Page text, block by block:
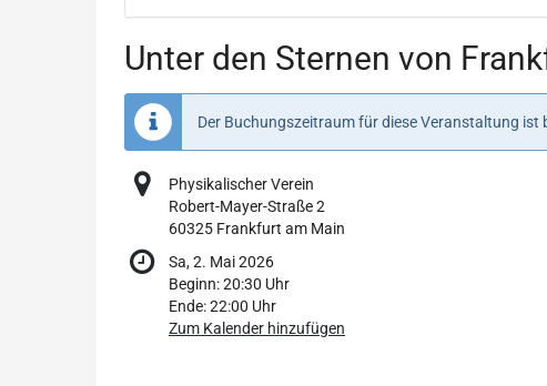
Unter den Sternen von
Der Buchungszeitraum für diese Veranstaltung ist
Physikalischer Verein
Robert-Mayer-Straße 2
60325 Frankfurt am Main
Sa, 2. Mai 2026
Beginn:20:30 Uhr
Ende:22:00 Uhr
Zum Kalender hinzufügen